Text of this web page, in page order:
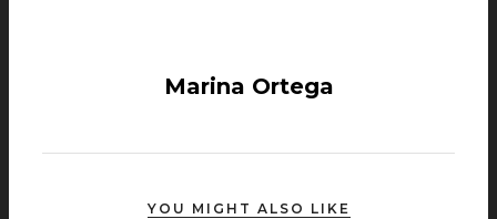
Marina Ortega
YOU MIGHT ALSO LIKE